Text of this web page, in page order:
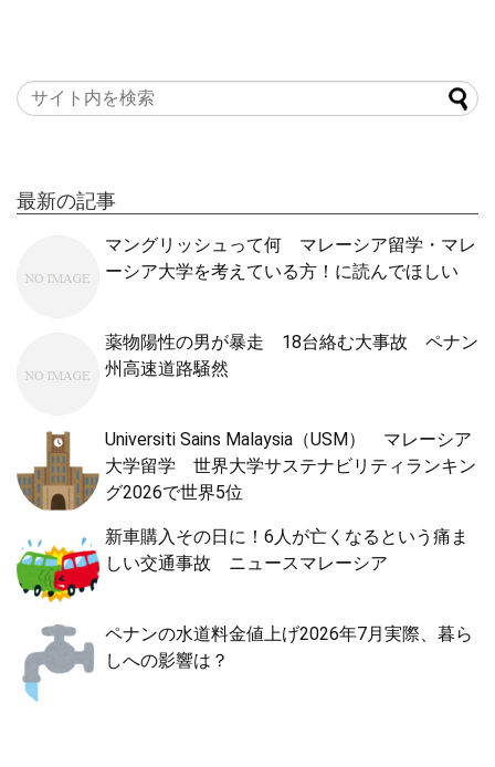
最新の記事
マングリッシュって何 マレーシア留学・マレ
ーシア大学を考えている方！に読んでほしい
薬物陽性の男が暴走 18台絡む大事故 ペナン
州高速道路騒然
Universiti Sains Malaysia（USM） マレーシア
大学留学 世界大学サステナビリティランキン
グ2026で世界5位
新車購入その日に！6人が亡くなるという痛ま
しい交通事故 ニュースマレーシア
ペナンの水道料金値上げ2026年7月実際、暮ら
しへの影響は？